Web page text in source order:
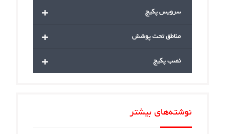
+ سرویس پکیج
+ مناطق تحت پوشش
+ نصب پکیج
نوشته‌های بیشتر